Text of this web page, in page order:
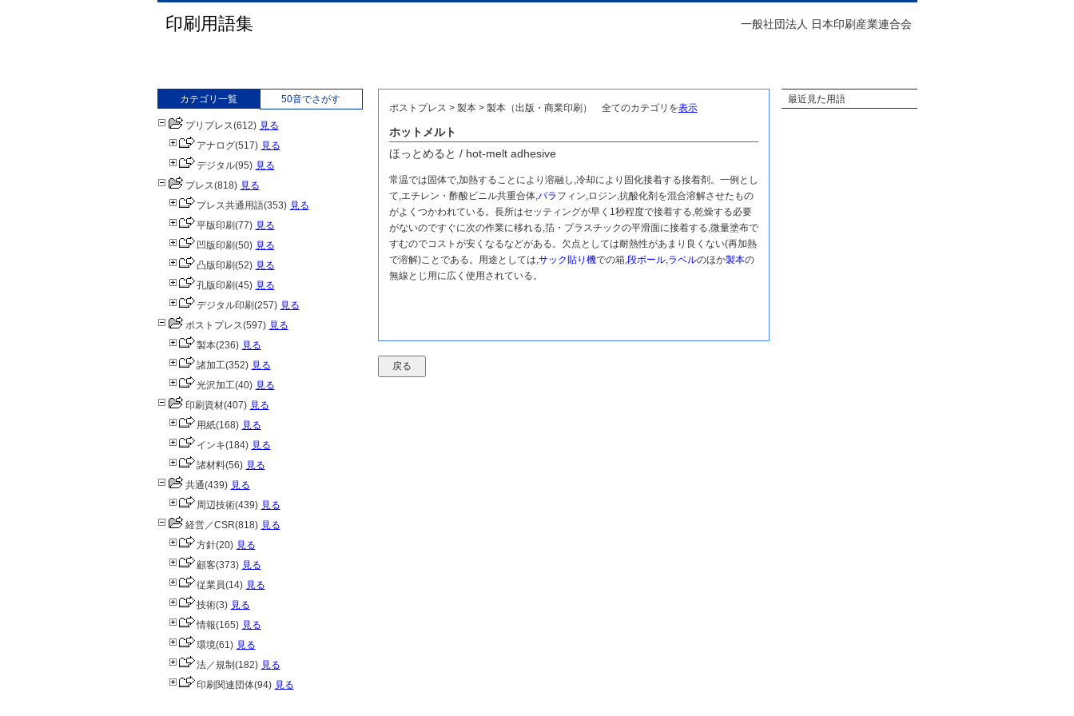
印刷用語集 一般社団法人 日本印刷産業連合会
カテゴリ一覧 50音でさがす
プリプレス(612) 見る
アナログ(517) 見る
デジタル(95) 見る
プレス(818) 見る
プレス共通用語(353) 見る
平版印刷(77) 見る
凹版印刷(50) 見る
凸版印刷(52) 見る
孔版印刷(45) 見る
デジタル印刷(257) 見る
ポストプレス(597) 見る
製本(236) 見る
諸加工(352) 見る
光沢加工(40) 見る
印刷資材(407) 見る
用紙(168) 見る
インキ(184) 見る
諸材料(56) 見る
共通(439) 見る
周辺技術(439) 見る
経営／CSR(818) 見る
方針(20) 見る
顧客(373) 見る
従業員(14) 見る
技術(3) 見る
情報(165) 見る
環境(61) 見る
法／規制 (182) 見る
印刷関連団体(94) 見る
ポストプレス > 製本 > 製本（出版・商業印刷） 全てのカテゴリを表示
ホットメルト
ほっとめると / hot-melt adhesive
常温では固体で,加熱することにより溶融し,冷却により固化接着する接着剤。一例とし
て,エチレン・酢酸ビニル共重合体,パラ フィン,ロジン,抗酸化剤を混合溶解させたもの
がよくつかわれている。長所はセッティングが早く1秒程度で接着する,乾燥する必要
がないのですぐに次の作業に移れる,箔・プラスチックの平滑面に接着する,微量塗布で
すむのでコストが安くなるなどがある。欠点としては耐熱性があまり良くない(再加熱
で溶解)ことである。用途としては,サック貼り機での箱,段ボール,ラベルのほか製本の
無線とじ用に広く使用されている。
最近見た用語